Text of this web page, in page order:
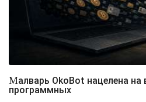
Малварь OkoBot нацелена на владельцев
программных